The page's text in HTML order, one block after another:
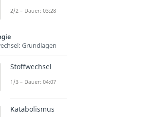
2/2 – Dauer: 03:28
Grundlagen
Stoffwechsel
1/3 – Dauer: 04:07
Katabolismus